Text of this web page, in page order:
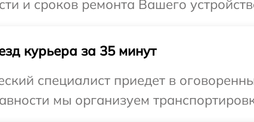
и сроков ремонта Вашего
курьера за 35 минут
специалист приедет в
мы организуем